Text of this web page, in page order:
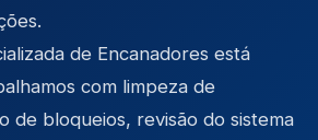
de Encanadores está
com limpeza de
de bloqueios, revisão do sistema